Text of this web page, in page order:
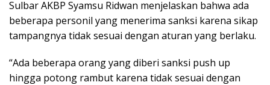
Sulbar AKBP Syamsu Ridwan menjelaskan bahwa ada
beberapa personil yang menerima sanksi karena sikap
tampangnya tidak sesuai dengan aturan yang berlaku.
“Ada beberapa orang yang diberi sanksi push up
hingga potong rambut karena tidak sesuai dengan